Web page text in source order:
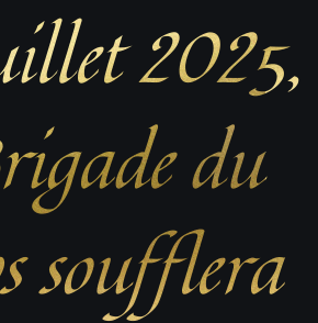
2025,
du
soufflera